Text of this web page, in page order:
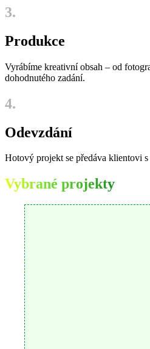
3.
Produkce
Vyrábíme kreativní obsah – od
dohodnutého zadání.
4.
Odevzdání
Hotový projekt se předáva klientovi
Vybrané projekty